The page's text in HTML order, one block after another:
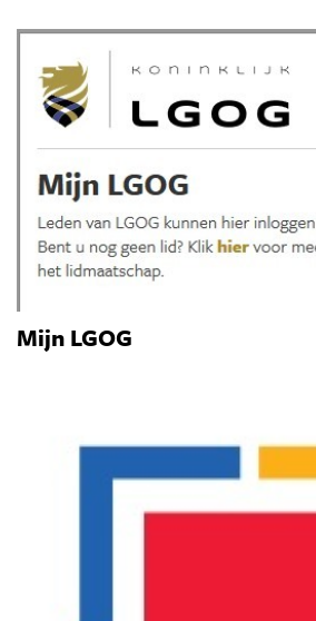
Mijn LGOG